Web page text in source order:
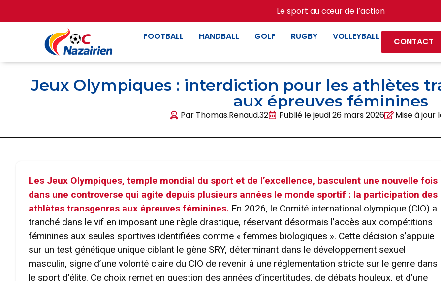
Le sport au cœur de l’action
FOOTBALL HANDBALL GOLF RUGBY VOLLEYBALL CONTACT
Jeux Olympiques : interdiction pour les athlètes
aux épreuves féminines
Par Thomas.Renaud.32 Publié lejeudi 26 mars 2026 Mise à jour
Les Jeux Olympiques, temple mondial du sport et de l’excellence, basculent une nouvelle fois
dans une controverse qui agite depuis plusieurs années le monde sportif : la participation des
athlètes transgenres aux épreuves féminines. En 2026, le Comité international olympique (CIO) a
tranché dans le vif en imposant une règle drastique, réservant désormais l’accès aux compétitions
féminines aux seules sportives identifiées comme « femmes biologiques ». Cette décision s’appuie
sur un test génétique unique ciblant le gène SRY, déterminant dans le développement sexuel
masculin, signe d’une volonté claire du CIO de revenir à une réglementation stricte sur le genre dans
le sport d’élite. Ce choix remet en question des années d’incertitudes, de débats houleux, et d’une